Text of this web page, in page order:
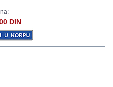
DIN